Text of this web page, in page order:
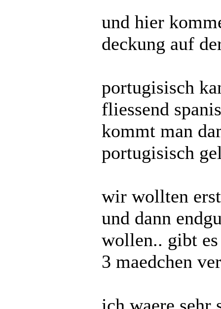
und hier
deckung auf
portugisisch
fliessend
kommt man
portugisisch
wir wollten
und dann
wollen.. gibt
3 maedchen